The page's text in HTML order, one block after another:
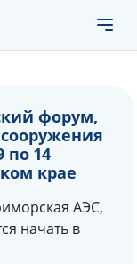
форум,
по 14
крае
АЭС,
начать в